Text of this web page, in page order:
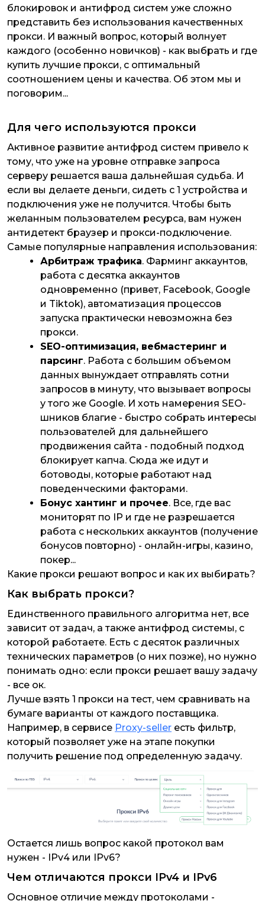
блокировок и антифрод систем уже сложно
представить без использования качественных
прокси. И важный вопрос, который волнует
каждого (особенно новичков) - как выбрать и где
купить лучшие прокси, с оптимальный
соотношением цены и качества. Об этом мы и
поговорим...
Для чего используются прокси
Активное развитие антифрод систем привело к
тому, что уже на уровне отправке запроса
серверу решается ваша дальнейшая судьба. И
если вы делаете деньги, сидеть с 1 устройства и
подключения уже не получится. Чтобы быть
желанным пользователем ресурса, вам нужен
антидетект браузер и прокси-подключение.
Самые популярные направления использования:
Арбитраж трафика. Фарминг аккаунтов,
работа с десятка аккаунтов
одновременно (привет, Facebook, Google
и Tiktok), автоматизация процессов
запуска практически невозможна без
прокси.
SEO-оптимизация, вебмастеринг и
парсинг. Работа с большим объемом
данных вынуждает отправлять сотни
запросов в минуту, что вызывает вопросы
у того же Google. И хоть намерения SEO-
шников благие - быстро собрать интересы
пользователей для дальнейшего
продвижения сайта - подобный подход
блокирует капча. Сюда же идут и
ботоводы, которые работают над
поведенческими факторами.
Бонус хантинг и прочее. Все, где вас
мониторят по IP и где не разрешается
работа с нескольких аккаунтов (получение
бонусов повторно) - онлайн-игры, казино,
покер...
Какие прокси решают вопрос и как их выбирать?
Как выбрать прокси?
Единственного правильного алгоритма нет, все
зависит от задач, а также антифрод системы, с
которой работаете. Есть с десяток различных
технических параметров (о них позже), но нужно
понимать одно: если прокси решает вашу задачу
- все ок.
Лучше взять 1 прокси на тест, чем сравнивать на
бумаге варианты от каждого поставщика.
Например, в сервисе Proxy-seller есть фильтр,
который позволяет уже на этапе покупки
получить решение под определенную задачу.
Остается лишь вопрос какой протокол вам
нужен - IPv4 или IPv6?
Чем отличаются прокси IPv4 и IPv6
Основное отличие между протоколами -